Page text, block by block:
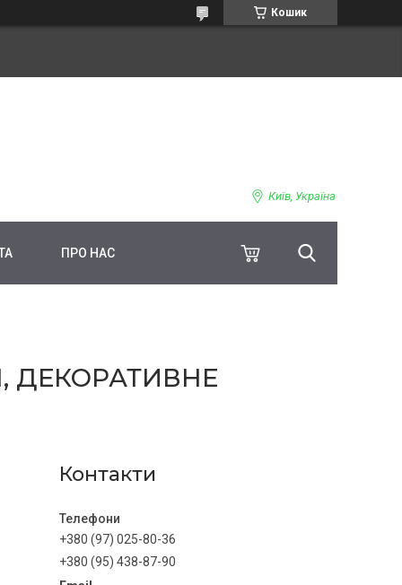
Кошик
Київ, Україна
ПРО НАС
ДЕКОРАТИВНЕ
Контакти
+380 (97) 025-80-36
+380 (95) 438-87-90